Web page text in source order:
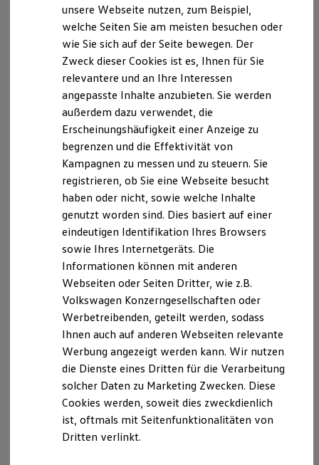
Nachhaltigkeit
Technologie
Kosten und Kauf
Kaufoptionen
E-Auto-Förderung
Software und Konnektivität
Die ID. Software 6
ID. Software Versionen und Updates
Digitale Extras
Schnittstellen zu Ihrem ID.
Hybridautos
Marke und Erlebnis
Volkswagen R und R Experience
R-Modelle
R Experience
Driving Experience
Volkswagen entdecken
Werkbesichtigung
Lifestyle Shop
T-Roc Kollektion
Golf Kollektion
ID. Kollektion
Volkswagen Kollektion
R-Kollektion
GTI Kollektion
Fußball Drop
we drive football
#wedriveproud
Besitzer und Service
Software Updates
Service und Ersatzteile
Handelsregister:
Amtsgericht Kassel HRA 15001
Umsatzsteuer-Identifikationsnummer gemäß §27a
Umsatzsteuergesetz:DE113029013
Inhaltlich Verantwortlicher gemäß § 18 Abs. 2 MStV:
Autohaus Ostmann Bad Arolsen GmbH
Geschäftsführer: Reinhard Ostmann, Vitali Klein, Mike
Altmann
Landstr. 11-15
34454 Bad Arolsen-Mengeringhausen
Telefon: +49 (5691) 8989-530
Fax: +49 (5691) 8989-9530
E-Mail:info-ba@autohaus-ostmann.de
Kontakt:
Telefon: 05692 / 9876-200
info@autohaus-ostmann.de
unsere Webseite nutzen, zum Beispiel,
welche Seiten Sie am meisten besuchen oder
wie Sie sich auf der Seite bewegen. Der
Zweck dieser Cookies ist es, Ihnen für Sie
relevantere und an Ihre Interessen
angepasste Inhalte anzubieten. Sie werden
außerdem dazu verwendet, die
Erscheinungshäufigkeit einer Anzeige zu
begrenzen und die Effektivität von
Kampagnen zu messen und zu steuern. Sie
registrieren, ob Sie eine Webseite besucht
haben oder nicht, sowie welche Inhalte
genutzt worden sind. Dies basiert auf einer
eindeutigen Identifikation Ihres Browsers
sowie Ihres Internetgeräts. Die
Informationen können mit anderen
Webseiten oder Seiten Dritter, wie z.B.
Volkswagen Konzerngesellschaften oder
Werbetreibenden, geteilt werden, sodass
Ihnen auch auf anderen Webseiten relevante
Werbung angezeigt werden kann. Wir nutzen
die Dienste eines Dritten für die Verarbeitung
solcher Daten zu Marketing Zwecken. Diese
Cookies werden, soweit dies zweckdienlich
ist, oftmals mit Seitenfunktionalitäten von
Dritten verlinkt.